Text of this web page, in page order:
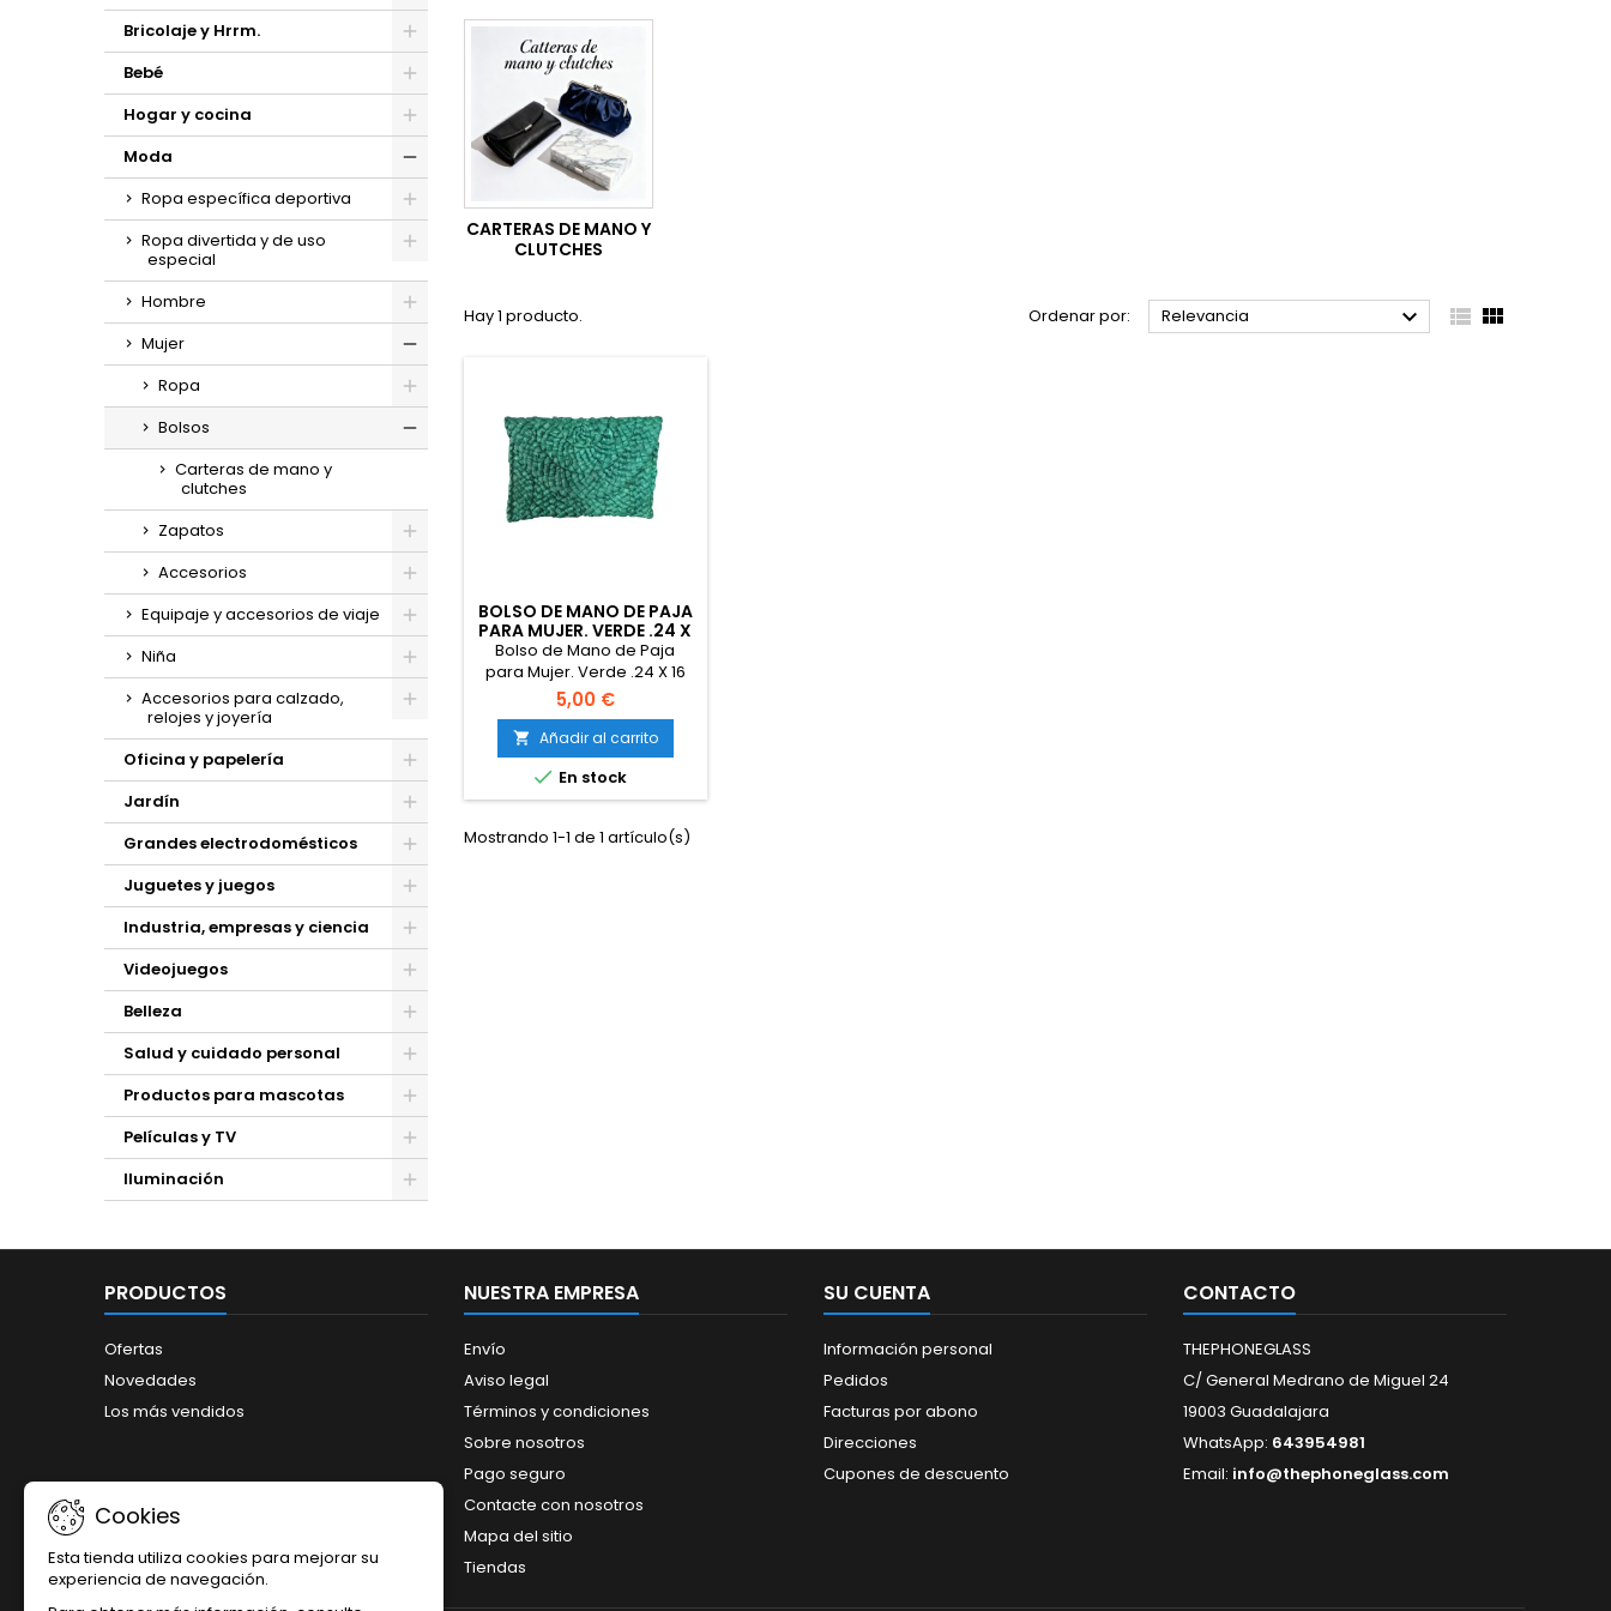
Bricolaje y Hrrm.
Bebé
Hogar y cocina
Moda
Ropa específica deportiva
Ropa divertida y de uso
especial
Hombre
Mujer
Ropa
Bolsos
Carteras de mano y
clutches
Zapatos
Accesorios
Equipaje y accesorios de viaje
Niña
Accesorios para calzado,
relojes y joyería
Oficina y papelería
Jardín
Grandes electrodomésticos
Juguetes y juegos
Industria, empresas y ciencia
Videojuegos
Belleza
Salud y cuidado personal
Productos para mascotas
Películas y TV
Iluminación
CARTERAS DE MANO Y
CLUTCHES
Hay 1 producto. Ordenar por: Relevancia   
BOLSO DE MANO DE PAJA
PARA MUJER. VERDE .24 X
16 CM
Bolso de Mano de Paja
para Mujer. Verde .24 X 16
CM
5,00 €
 Añadir al carrito
 En stock
Mostrando 1-1 de 1 artículo(s)
PRODUCTOS
Ofertas
Novedades
Los más vendidos
NUESTRA EMPRESA
Envío
Aviso legal
Términos y condiciones
Sobre nosotros
Pago seguro
Contacte con nosotros
Mapa del sitio
Tiendas
SU CUENTA
Información personal
Pedidos
Facturas por abono
Direcciones
Cupones de descuento
CONTACTO
THEPHONEGLASS
C/ General Medrano de Miguel 24
19003 Guadalajara
WhatsApp: 643954981
Email: info@thephoneglass.com
Cookies
Esta tienda utiliza cookies para mejorar su
experiencia de navegación.